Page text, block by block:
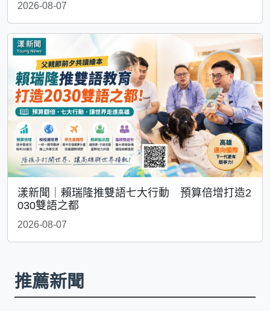
2026-08-07
漾新聞｜賴瑞隆推雙語七大行動 預算倍增打造2
030雙語之都
2026-08-07
推薦新聞